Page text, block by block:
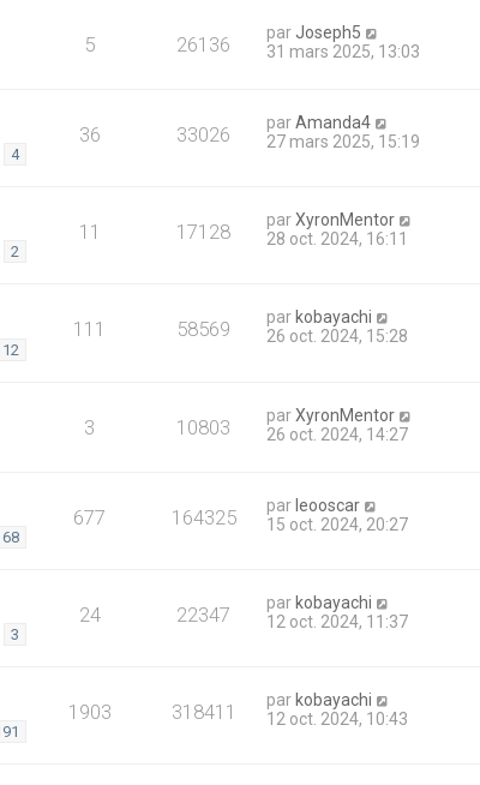
5 26136 par Joseph5
31 mars 2025, 13:03
4
36 33026 parAmanda4
27 mars 2025, 15:19
2
11 17128 parXyronMentor
28 oct. 2024, 16:11
12
111 58569 par kobayachi
26 oct. 2024, 15:28
3 10803 parXyronMentor
26 oct. 2024, 14:27
68
677 164325 parleooscar
15 oct. 2024, 20:27
3
24 22347 par kobayachi
12 oct. 2024, 11:37
1903 318411 par kobayachi
12 oct. 2024, 10:43